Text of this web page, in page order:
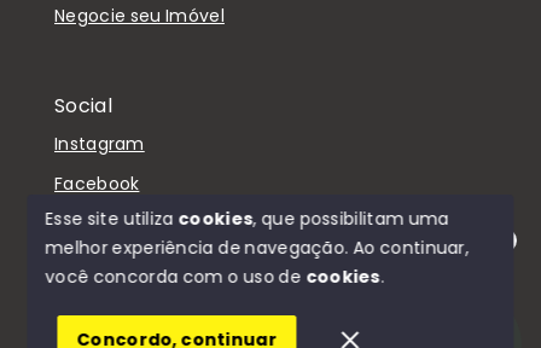
Olá! Estamos disponíveis para te ajudar.
Negocie seu Imóvel
Social
Instagram
Facebook
© Copyright 2026 - D'Casa Imóveis - Todos os
SITE PARA IMOBILIARIA
Esse site utiliza cookies, que possibilitam uma
melhor experiência de navegação.Ao continuar,
você concorda com o uso de cookies.
Concordo, continuar